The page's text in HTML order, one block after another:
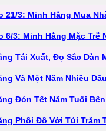
21/3: Minh Hằng Mua
6/3: Minh Hằng Mặc
Tái Xuất, Đọ Sắc Dàn
Và Một Năm Nhiều
Đón Tết Năm Tuổi
Phối Đồ Với Túi Trăm